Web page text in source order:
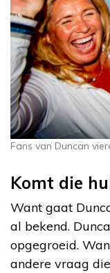
Fans van Duncan
Komt die
Want gaat
al bekend.
opgegroeid.
andere vraag